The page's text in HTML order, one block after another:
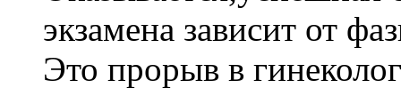
экзамена зависит от
Это прорыв в